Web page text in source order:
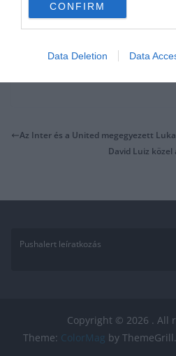
CONFIRM
Data Deletion Data
Az Inter és a United megegyezett
David Luiz közel
Pushalert leíratkozás
Copyright © 2026 . All
Theme: ColorMag by